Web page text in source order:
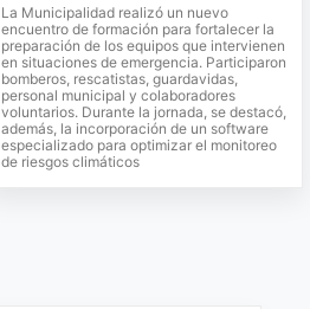
La Municipalidad realizó un nuevo
encuentro de formación para fortalecer la
preparación de los equipos que intervienen
en situaciones de emergencia. Participaron
bomberos, rescatistas, guardavidas,
personal municipal y colaboradores
voluntarios. Durante la jornada, se destacó,
además, la incorporación de un software
especializado para optimizar el monitoreo
de riesgos climáticos